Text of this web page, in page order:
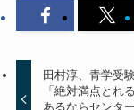
田村淳、青学受
「絶対満点とれ
あるならセンタ